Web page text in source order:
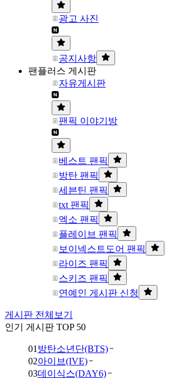
광고 사진
공지사항
팬플러스 게시판
자유게시판
팬픽 이야기방
베스트 팬픽
방탄 팬픽
세븐틴 팬픽
txt 팬픽
엑소 팬픽
플레이브 팬픽
보이넥스트도어 팬픽
라이즈 팬픽
스키즈 팬픽
연예인 게시판 신청
게시판 전체보기
인기 게시판 TOP 50
01 방탄소년단(BTS)
02아이브(IVE)
03데이식스(DAY6)